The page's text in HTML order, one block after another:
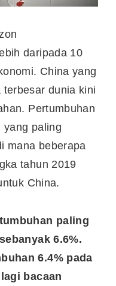
daripada 10
China yang
terbesar dunia kini
Pertumbuhan
yang paling
mana beberapa
tahun 2019
China.
paling
6.6%.
6.4% pada
bacaan